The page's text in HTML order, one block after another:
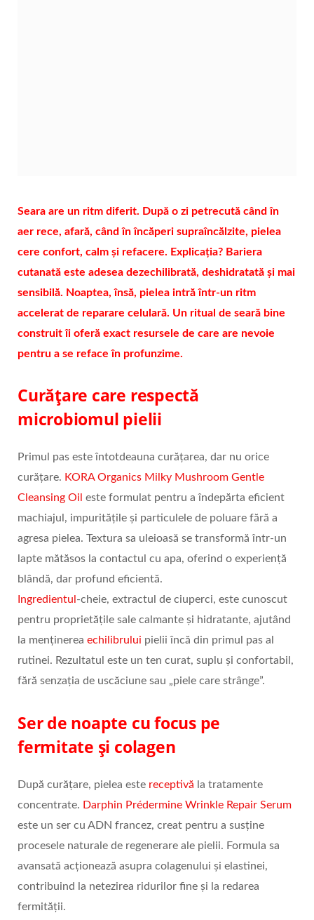
Seara are un ritm diferit. După o zi petrecută când în
aer rece, afară, când în încăperi supraîncălzite, pielea
cere confort, calm și refacere. Explicația? Bariera
cutanată este adesea dezechilibrată, deshidratată și mai
sensibilă. Noaptea, însă, pielea intră într-un ritm
accelerat de reparare celulară. Un ritual de seară bine
construit îi oferă exact resursele de care are nevoie
pentru a se reface în profunzime.
Curățare care respectă
microbiomul pielii
Primul pas este întotdeauna curățarea, dar nu orice
curățare. KORA Organics Milky Mushroom Gentle
Cleansing Oil este formulat pentru a îndepărta eficient
machiajul, impuritățile și particulele de poluare fără a
agresa pielea. Textura sa uleioasă se transformă într-un
lapte mătăsos la contactul cu apa, oferind o experiență
blândă, dar profund eficientă.
Ingredientul -cheie, extractul de ciuperci, este cunoscut
pentru proprietățile sale calmante și hidratante, ajutând
la menținerea echilibrului pielii încă din primul pas al
rutinei. Rezultatul este un ten curat, suplu și confortabil,
fără senzația de uscăciune sau „piele care strânge”.
Ser de noapte cu focus pe
fermitate și colagen
După curățare, pielea este receptivă la tratamente
concentrate. Darphin Prédermine Wrinkle Repair Serum
este un ser cu ADN francez, creat pentru a susține
procesele naturale de regenerare ale pielii. Formula sa
avansată acționează asupra colagenului și elastinei,
contribuind la netezirea ridurilor fine și la redarea
fermității.